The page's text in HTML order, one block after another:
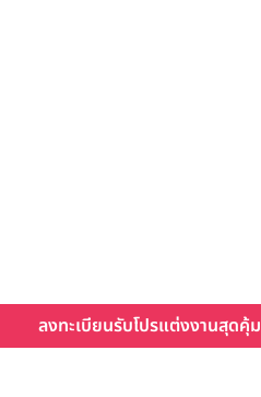
ลงทะเบียนรับโปรแต่งงานสุดคุ้ม